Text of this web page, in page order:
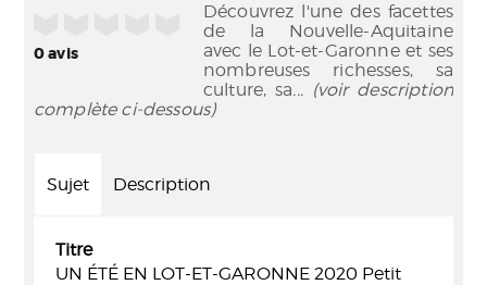
0avis
Découvrez l'une des facettes
de la Nouvelle-Aquitaine
avec le Lot-et-Garonne et ses
nombreuses richesses, sa
culture, sa... (voir description
complète ci-dessous)
Sujet Description
Titre
UN ÉTÉ EN LOT-ET-GARONNE 2020 Petit